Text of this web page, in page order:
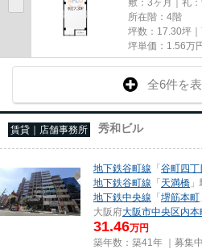
所在階：4階
坪数：17.30坪
坪単価： 1.56万
全6件を
賃貸｜店舗事務所 秀和ビル
地下鉄谷町線 「谷町四丁
地下鉄谷町線 「天満橋
地下鉄中央線 「堺筋本町
大阪府大阪市中央区内本
31.46万円
築年数：築41年 ｜募集中